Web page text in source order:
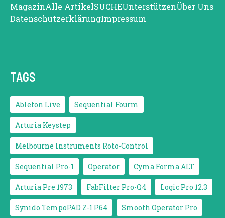
MagazinAlle ArtikelSUCHEUnterstützenÜber Uns
DatenschutzerklärungImpressum
TAGS
Ableton Live Sequential Fourm
Arturia Keystep
Melbourne Instruments Roto-Control
Sequential Pro-1 Operator Cyma Forma ALT
Arturia Pre 1973 FabFilter Pro-Q4 Logic Pro 12.3
Synido TempoPAD Z-1 P64 Smooth Operator Pro